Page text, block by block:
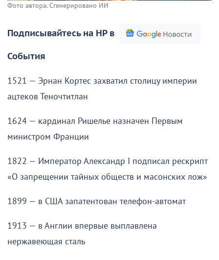
Фото автора. Сгенерировано ИИ
Подписывайтесь на НР в
События
1521 — Эрнан Кортес захватил столицу империи
ацтеков Теночтитлан
1624 — кардинал Ришелье назначен Первым
министром Франции
1822 — Император Александр I подписал рескрипт
«О запрещении тайных обществ и масонских лож»
1899 — в США запатентован телефон-автомат
1913 — в Англии впервые выплавлена
нержавеющая сталь